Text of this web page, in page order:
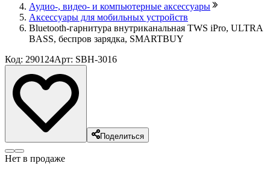
Аудио-, видео- и компьютерные аксессуары
Аксессуары для мобильных устройств
Bluetooth-гарнитура внутриканальная TWS iPro, ULTRA
BASS, беспров зарядка, SMARTBUY
Код: 290124Арт: SBH-3016
Поделиться
Нет в продаже